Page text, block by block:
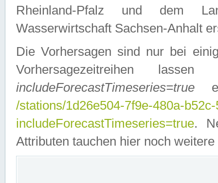
Rheinland-Pfalz und dem
Wasserwirtschaft Sachsen-Anhalt
Die Vorhersagen sind nur bei
Vorhersagezeitreihen
includeForecastTimeseries=true
/stations/1d26e504-7f9e-480a-
includeForecastTimeseries=true.
Attributen tauchen hier noch weitere